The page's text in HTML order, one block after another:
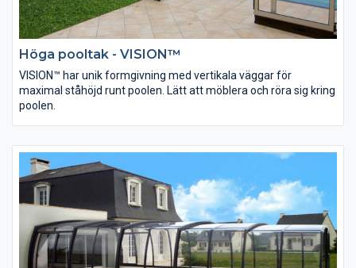
Höga pooltak - VISION™
VISION™ har unik formgivning med vertikala väggar för
maximal ståhöjd runt poolen. Lätt att möblera och röra sig kring
poolen.